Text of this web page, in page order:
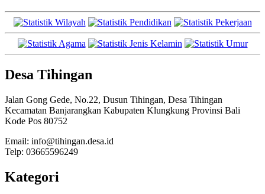
Desa Tihingan
Jalan Gong Gede, No.22, Dusun Tihingan, Desa Tihingan
Kecamatan Banjarangkan Kabupaten Klungkung Provinsi Bali
Kode Pos 80752
Email: info@tihingan.desa.id
Telp: 03665596249
Kategori